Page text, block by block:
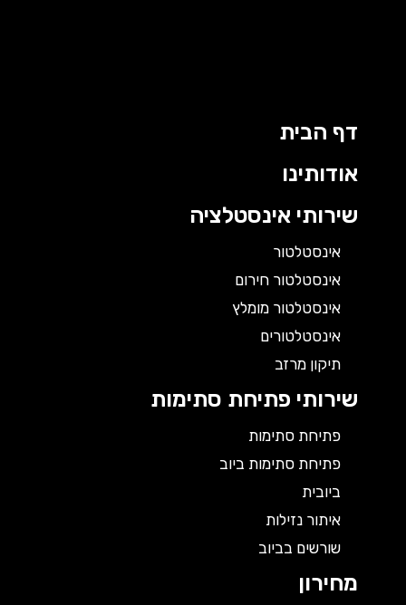
דף הבית
אודותינו
שירותי אינסטלציה
אינסטלטור
אינסטלטור חירום
אינסטלטור מומלץ
אינסטלטורים
תיקון מרזב
שירותי פתיחת סתימות
פתיחת סתימות
פתיחת סתימות ביוב
ביובית
איתור נזילות
שורשים בביוב
מחירון